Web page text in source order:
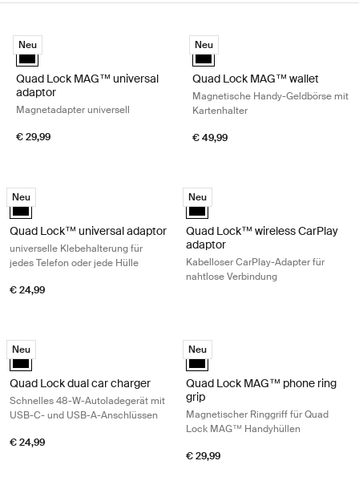
Zu den Ergebnissen springen
Quad Lock MAG™ universal adaptor Magnetadapter universell Black
Neu
Quad Lock MAG™ universal adaptor Schwarz (selected)
Quad Lock MAG™ universal
adaptor
Magnetadapter universell
€ 29,99
Quad Lock MAG™ wallet
Neu
Quad Lock MAG™ wallet
Quad Lock MAG™ wallet
Magnetische Handy-Geldbörse mit
Kartenhalter
€ 49,99
Quad Lock™ universal adaptor universelle Klebehalterung für jedes
Neu
Quad Lock™ universal adaptor Schwarz (selected)
Quad Lock™ universal adaptor
universelle Klebehalterung für
jedes Telefon oder jede Hülle
€ 24,99
Quad Lock™ wireless CarPlay
Neu
Quad Lock™ wireless CarPlay
Quad Lock™ wireless CarPlay
adaptor
Kabelloser CarPlay-Adapter für
nahtlose Verbindung
Quad Lock dual car charger Schnelles 48-W-Autoladegerät mit USB-
Neu
Quad Lock dual car charger Schwarz (selected)
Quad Lock dual car charger
Schnelles 48-W-Autoladegerät mit
USB-C- und USB-A-Anschlüssen
€ 24,99
Quad Lock MAG™ phone ring grip
Neu
Quad Lock MAG™ phone ring
Quad Lock MAG™ phone ring
grip
Magnetischer Ringgriff für Quad
Lock MAG™ Handyhüllen
€ 29,99